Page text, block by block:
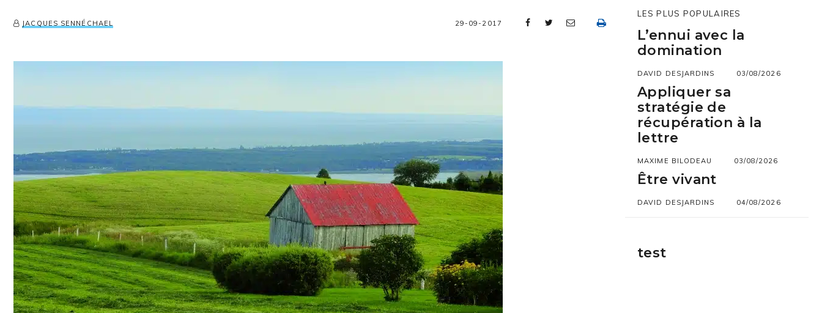
JACQUES SENNÉCHAEL 29-09-2017
LES PLUS POPULAIRES
L’ennui avec la
domination
DAVID DESJARDINS 03/08/2026
Appliquer sa
stratégie de
récupération à la
lettre
MAXIME BILODEAU 03/08/2026
Être vivant
DAVID DESJARDINS 04/08/2026
test